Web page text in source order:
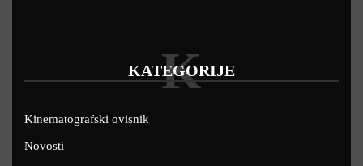
KATEGORIJE
K
Kinematografski ovisnik
Novosti